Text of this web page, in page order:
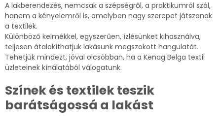
A lakberendezés, nemcsak a szépségről, a praktikumról szól,
hanem a kényelemről is, amelyben nagy szerepet játszanak
a textilek.
Különböző kelmékkel, egyszerűen, ízlésünket kihasználva,
teljesen átalakíthatjuk lakásunk megszokott hangulatát.
Tehetjük mindezt, jóval olcsóbban, ha a Kenag Belga textil
üzleteinek kínálatából válogatunk.
Színek és textilek teszik
barátságossá a lakást